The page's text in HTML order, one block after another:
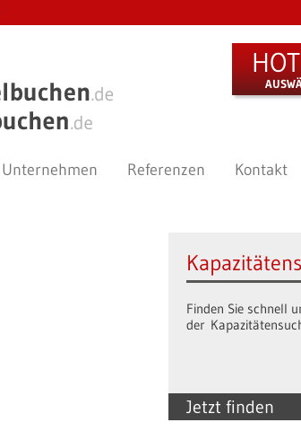
Unternehmen Referenzen Kontakt
Jetzt finden
Finden Sie schnell
der